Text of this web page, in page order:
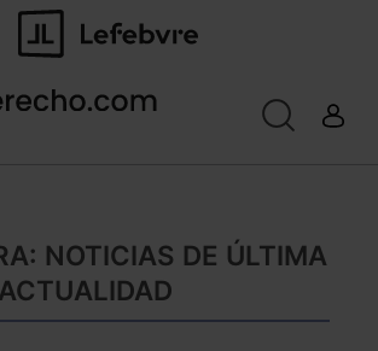
NOTICIAS DE ÚLTIMA